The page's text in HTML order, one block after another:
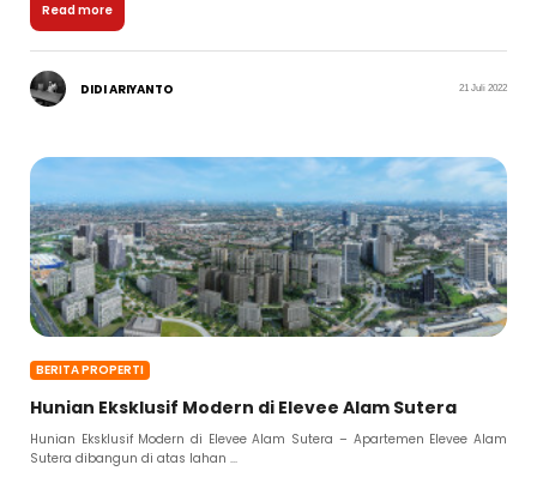
Read more
DIDI ARIYANTO 21 Juli 2022
BERITA PROPERTI
Hunian Eksklusif Modern di Elevee Alam Sutera
Hunian Eksklusif Modern di Elevee Alam Sutera – Apartemen Elevee Alam
Sutera dibangun di atas lahan ...